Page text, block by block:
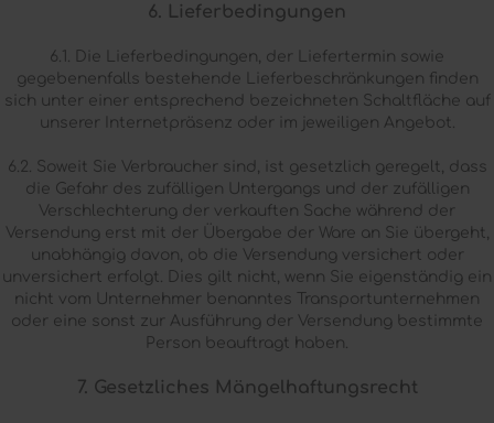
6. Lieferbedingungen
6.1. Die Lieferbedingungen, der Liefertermin sowie
gegebenenfalls bestehende Lieferbeschränkungen finden
sich unter einer entsprechend bezeichneten Schaltfläche auf
unserer Internetpräsenz oder im jeweiligen Angebot.
6.2. Soweit Sie Verbraucher sind, ist gesetzlich geregelt, dass
die Gefahr des zufälligen Untergangs und der zufälligen
Verschlechterung der verkauften Sache während der
Versendung erst mit der Übergabe der Ware an Sie übergeht,
unabhängig davon, ob die Versendung versichert oder
unversichert erfolgt. Dies gilt nicht, wenn Sie eigenständig ein
nicht vom Unternehmer benanntes Transportunternehmen
oder eine sonst zur Ausführung der Versendung bestimmte
Person beauftragt haben.
7. Gesetzliches Mängelhaftungsrecht